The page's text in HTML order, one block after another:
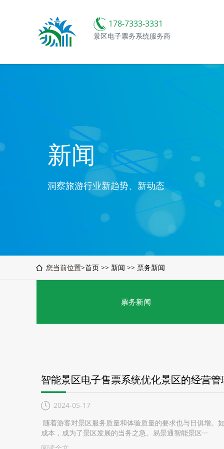
178-7333-3331
景区电子票务系统服务商
新闻
洞察旅游行业新趋势、新动态
您当前位置>首页 >> 新闻 >> 票务新闻
票务新闻
智能景区电子售票系统优化景区的经营
2024-05-17
随着游客对景区服务质量和体验质量的要求也与日俱增。
成本，成为了景区发展的当务之急。易景通智能景区···